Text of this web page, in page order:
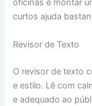
oficinas e montar
curtos ajuda
Revisor de Texto
O revisor de texto
e estilo. Lê com
e adequado ao